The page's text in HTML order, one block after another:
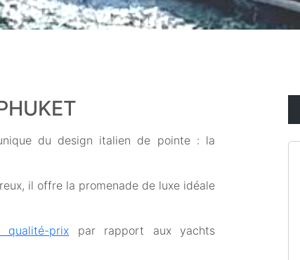
du design italien de pointe : la
il offre la promenade de luxe idéale
qualité-prix par rapport aux yachts